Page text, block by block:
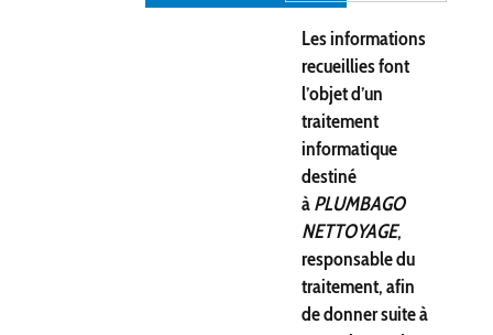
Les informations
recueillies font
l’objet d’un
traitement
informatique
destiné
àPLUMBAGO
NETTOYAGE,
responsable du
traitement, afin
de donner suite à